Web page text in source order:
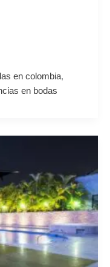
en colombia,
en bodas